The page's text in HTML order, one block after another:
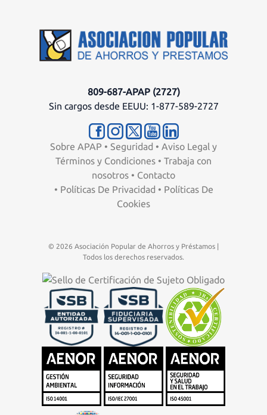
809-687-APAP (2727)
Sin cargos desde EEUU: 1-877-589-2727
Sobre APAP • Seguridad • Aviso Legal y
Términos y Condiciones • Trabaja con
nosotros • Contacto
• Políticas De Privacidad • Políticas De
Cookies
© 2026 Asociación Popular de Ahorros y Préstamos |
Todos los derechos reservados.